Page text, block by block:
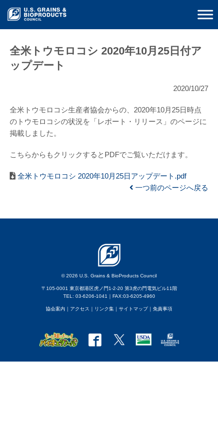
全米トウモロコシ 2020年10月25日付ア
ップデート
2020/10/27
全米トウモロコシ生産者協会からの、2020年10月25日時点
のトウモロコシの状況を「レポート・リリース」のページに
掲載しました。
こちらからもクリックするとPDFでご覧いただけます。
全米トウモロコシ 2020年10月25日アップデート.pdf
一つ前のページへ戻る
© 2026 U.S. Grains & BioProducts Council
〒105-0001 東京都港区虎ノ門1-2-20 第3虎の門電気ビル11階
TEL: 03-6206-1041｜FAX:03-6205-4960
協会案内 ｜アクセス ｜ リンク集 ｜ サイトマップ｜ 免責事項